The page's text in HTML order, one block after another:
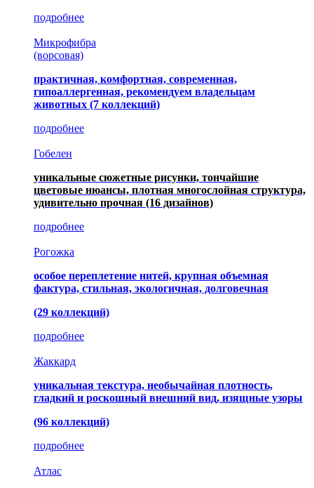
подробнее
Микрофибра
(ворсовая)
практичная, комфортная, современная,
гипоаллергенная, рекомендуем владельцам
животных (7 коллекций)
подробнее
Гобелен
уникальные сюжетные рисунки, тончайшие
цветовые нюансы, плотная многослойная структура,
удивительно прочная (16 дизайнов)
подробнее
Рогожка
особое переплетение нитей, крупная объемная
фактура, стильная, экологичная, долговечная
(29 коллекций)
подробнее
Жаккард
уникальная текстура, необычайная плотность,
гладкий и роскошный внешний вид, изящные узоры
(96 коллекций)
подробнее
Атлас